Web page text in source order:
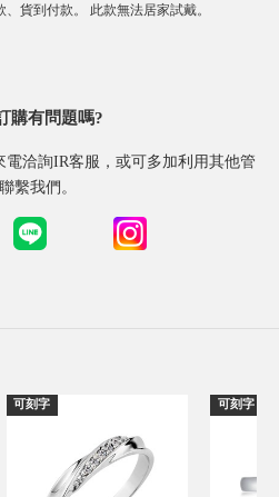
貨到付款。 此款無法居家試戴。
購有問題嗎?
洽詢IR客服，或可多加利用其他管
繫我們。
可刻字 可刻字